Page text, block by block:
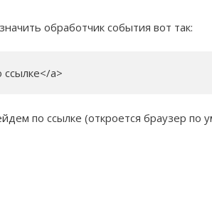
обработчик события вот так:
a>
по ссылке (откроется браузер по